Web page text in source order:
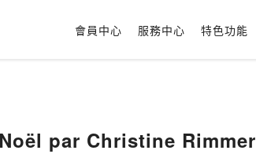
會員中心 服務中心 特色功能
par Christine Rimmer